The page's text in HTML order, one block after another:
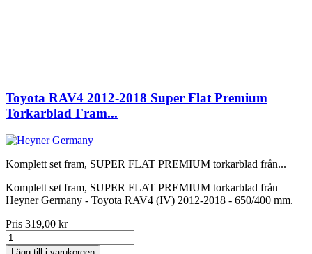
Toyota RAV4 2012-2018 Super Flat Premium
Torkarblad Fram...
Komplett set fram, SUPER FLAT PREMIUM torkarblad från...
Komplett set fram, SUPER FLAT PREMIUM torkarblad från
Heyner Germany - Toyota RAV4 (IV) 2012-2018 - 650/400 mm.
Pris 319,00 kr